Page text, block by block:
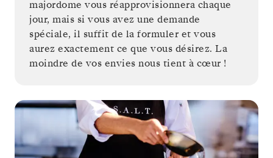
majordome vous réapprovisionnera chaque
jour, mais si vous avez une demande
spéciale, il suffit de la formuler et vous
aurez exactement ce que vous désirez. La
moindre de vos envies nous tient à cœur !